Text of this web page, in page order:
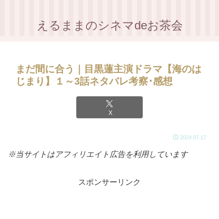
えるままのシネマdeお茶会
まだ間に合う｜目黒蓮主演ドラマ【海のは
じまり】１～3話ネタバレ考察･感想
X
2024.07.17
※当サイトはアフィリエイト広告を利用しています
スポンサーリンク